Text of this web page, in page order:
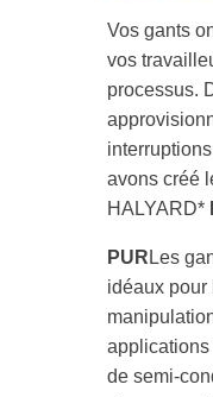
Vos gants
vos
processus.
avons créé
HALYARD*
PUR Les
idéaux
applications
de semi-